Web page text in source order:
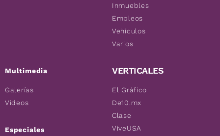
Multimedia
Galerías
Videos
Especiales
Inmuebles
Empleos
Vehículos
Varios
VERTICALES
El Gráfico
De10.mx
Clase
ViveUSA